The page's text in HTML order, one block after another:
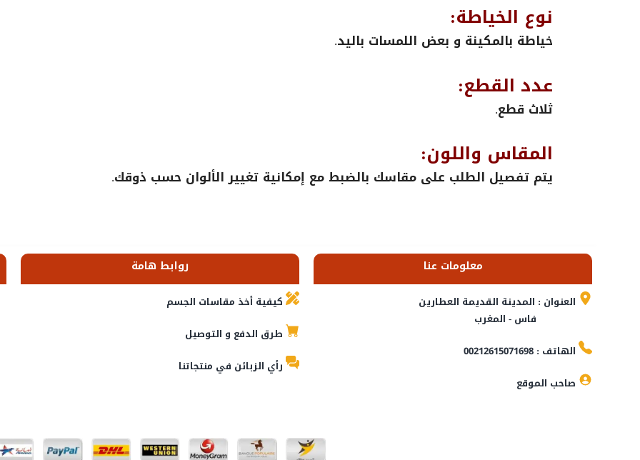
نوع الخياطة:
خياطة بالمكينة و بعض اللمسات باليد.
عدد القطع:
ثلاث قطع.
المقاس واللون:
يتم تفصيل الطلب على مقاسك بالضبط مع إمكانية تغيير الألوان حسب ذوقك.
معلومات عنا
العنوان : المدينة القديمة العطارين
فاس - المغرب
الهاتف : 00212615071698
صاحب الموقع
روابط هامة
كيفية أخذ مقاسات الجسم
طرق الدفع و التوصيل
رأي الزبائن في منتجاتنا